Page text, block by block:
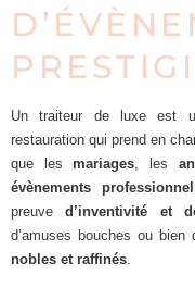
Un traiteur de luxe est
restauration qui prend en
que lesmariages , les
évènements
preuved’inventivité et
d’amuses bouches ou
nobles et raffinés